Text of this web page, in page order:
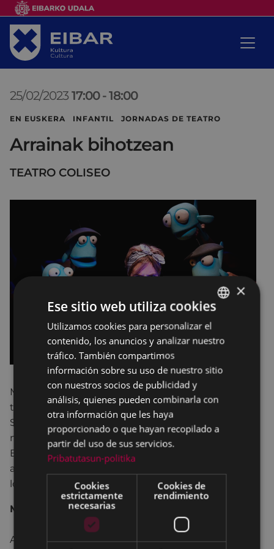
25/02/2023 17:00 -18:00
EN EUSKERA INFANTIL JORNADAS DE TEATRO
Arrainak bihotzean
TEATRO COLISEO
Martí no sabe dónde viven los miedos, así que vive
tranquila en un bonito pueblo que huele a salitre.
Su padre es marinero y en el puerto, un día gris
mientras le espera, una tormenta le lanza al agua.
Emprenderá un viaje forzoso por el fondo del mar,
aunque para ello tenga que aprender el idioma de
los peces y superar sus miedos.
MAR-MAR TEATRO - Bizkaia
Autora: Leire Bilbao.
BASQUE
SPANISH
×
Ese sitio web utiliza cookies
Utilizamos cookies para personalizar el
contenido, los anuncios y analizar nuestro
tráfico. También compartimos
información sobre su uso de nuestro sitio
con nuestros socios de publicidad y
análisis, quienes pueden combinarla con
otra información que les haya
proporcionado o que hayan recopilado a
partir del uso de sus servicios.
Pribatutasun-politika
Cookies
estrictamente
necesarias
Cookies de
rendimiento